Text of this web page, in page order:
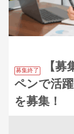
募集終了
【募
ペンで活
を募集！